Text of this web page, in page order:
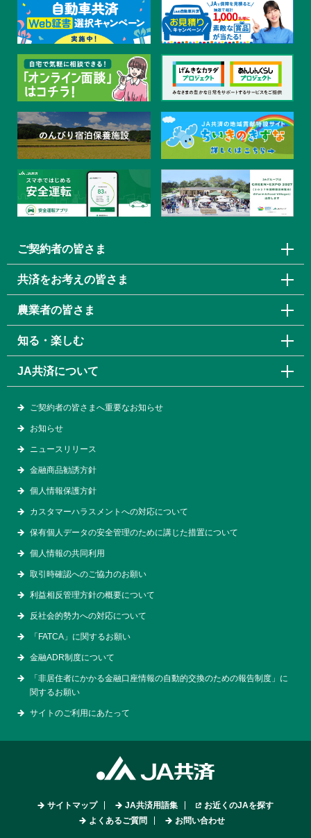
ご契約者の皆さま
共済をお考えの皆さま
農業者の皆さま
知る・楽しむ
JA共済について
ご契約者の皆さまへ重要なお知らせ
お知らせ
ニュースリリース
金融商品勧誘方針
個人情報保護方針
カスタマーハラスメントへの対応について
保有個人データの安全管理のために講じた措置について
個人情報の共同利用
取引時確認へのご協力のお願い
利益相反管理方針の概要について
反社会的勢力への対応について
「FATCA」に関するお願い
金融ADR制度について
「非居住者にかかる金融口座情報の自動的交換のための報告制度」に
関するお願い
サイトのご利用にあたって
サイトマップ JA共済用語集
お近くのJAを探す
よくあるご質問
お問い合わせ